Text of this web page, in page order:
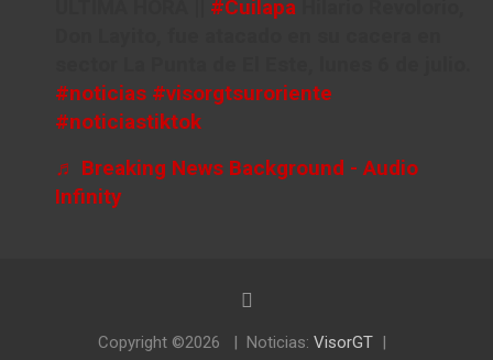
#Cuilapa
#noticias #visorgtsuroriente
#noticiastiktok
♬ Breaking News Background - Audio
Infinity
Copyright ©2026 Noticias: VisorGT